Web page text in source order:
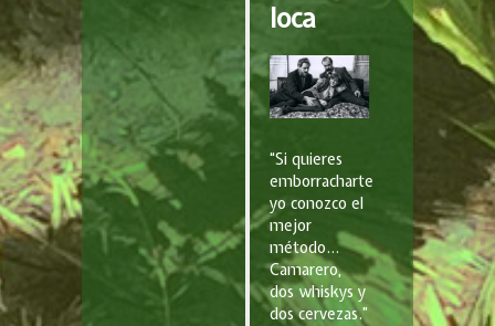
loca
“Si quieres
emborracharte
yo conozco el
mejor
método…
Camarero,
dos whiskys y
dos cervezas.”